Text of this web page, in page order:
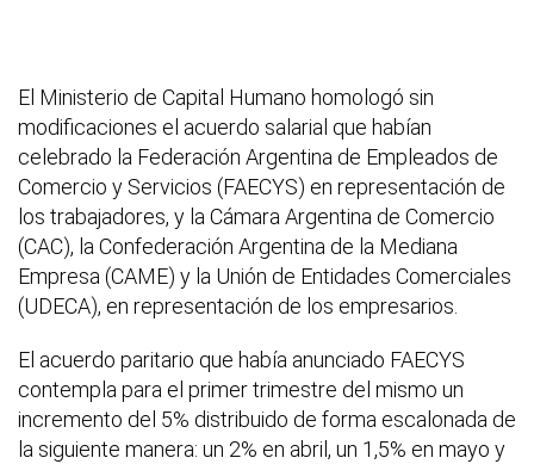
El Ministerio de Capital Humano homologó sin
modificaciones el acuerdo salarial que habían
celebrado la Federación Argentina de Empleados de
Comercio y Servicios (FAECYS) en representación de
los trabajadores, y la Cámara Argentina de Comercio
(CAC), la Confederación Argentina de la Mediana
Empresa (CAME) y la Unión de Entidades Comerciales
(UDECA), en representación de los empresarios.
El acuerdo paritario que había anunciado FAECYS
contempla para el primer trimestre del mismo un
incremento del 5% distribuido de forma escalonada de
la siguiente manera: un 2% en abril, un 1,5% en mayo y